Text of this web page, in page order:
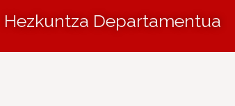
Hezkuntza Departamentua